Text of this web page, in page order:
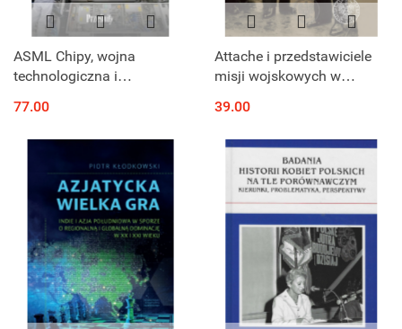
ASML Chipy, wojna
technologiczna i
świata. Jak holenderska
firma wygrywa z USA i
77.00
Attache i przedstawiciele
misji wojskowych w
Siłach Zbrojnych PRL
39.00